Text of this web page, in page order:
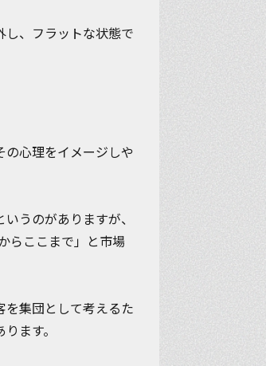
し、フラットな状態で
の心理をイメージしや
うのがありますが、
らここまで」と市場
を集団として考えるた
ます。